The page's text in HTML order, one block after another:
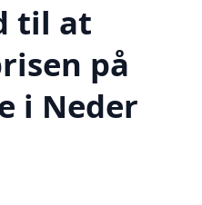
til at
på
i Neder